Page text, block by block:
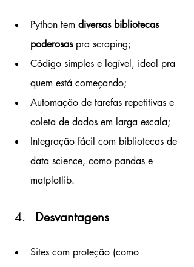
Python tem diversas bibliotecas
poderosas pra scraping;
Código simples e legível, ideal pra
quem está começando;
Automação de tarefas repetitivas e
coleta de dados em larga escala;
Integração fácil com bibliotecas de
data science, como pandas e
matplotlib.
Desvantagens
Sites com proteção (como